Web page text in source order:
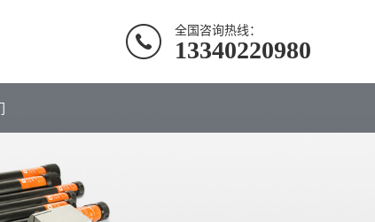
全国咨询热线：
13340220980